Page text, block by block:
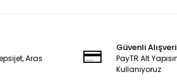
Aras
Güvenli
PayTR Alt
Kullanıyoruz